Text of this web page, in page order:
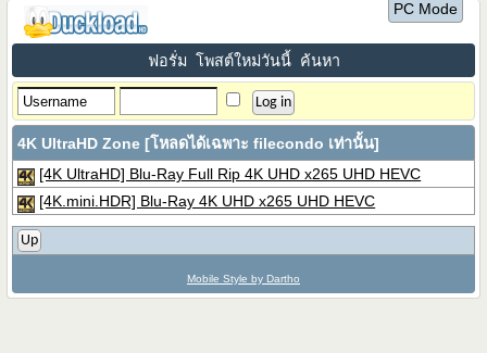
PC Mode
ฟอรั่ม โพสต์ใหม่วันนี้ ค้นหา
4K UltraHD Zone [โหลดได้เฉพาะ filecondo เท่านั้น]
[4K UltraHD] Blu-Ray Full Rip 4K UHD x265 UHD HEVC
[4K.mini.HDR] Blu-Ray 4K UHD x265 UHD HEVC
Up
Mobile Style by Dartho